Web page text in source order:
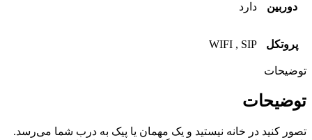
دوربین دارد
پروتکل WIFI , SIP
توضیحات
توضیحات
تصور کنید در خانه نیستید و یک مهمان یا پیک به درب شما می‌رسد.